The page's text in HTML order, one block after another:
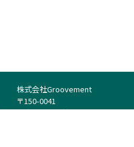
株式会社Groovement
〒150-0041
東京都渋谷区神南1丁目23−14